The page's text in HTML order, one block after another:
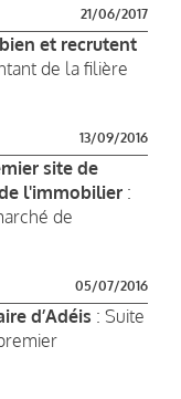
21/06/2017
et recrutent
de la filière
13/09/2016
site de
l'immobilier :
de
05/07/2016
d’Adéis : Suite